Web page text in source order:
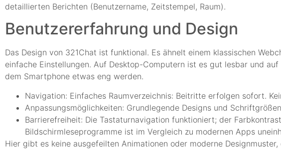
detaillierten Berichten (Benutzername, Zeitstempel, Raum).
Benutzererfahrung und Design
Das Design von 321Chat ist funktional. Es ähnelt einem klassischen
einfache Einstellungen. Auf Desktop-Computern ist es gut lesbar und
dem Smartphone etwas eng werden.
Navigation: Einfaches Raumverzeichnis: Beitritte erfolgen sofort.
Anpassungsmöglichkeiten: Grundlegende Designs und
Barrierefreiheit: Die Tastaturnavigation funktioniert; der
Bildschirmleseprogramme ist im Vergleich zu modernen Apps
Hier gibt es keine ausgefeilten Animationen oder moderne